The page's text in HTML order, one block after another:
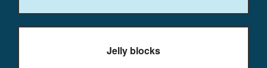
Jelly blocks